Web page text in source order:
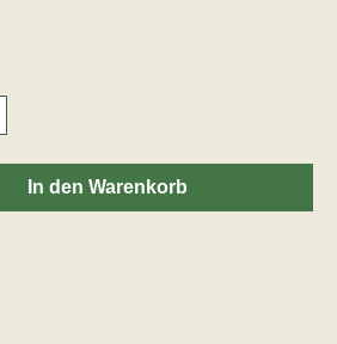
In den Warenkorb